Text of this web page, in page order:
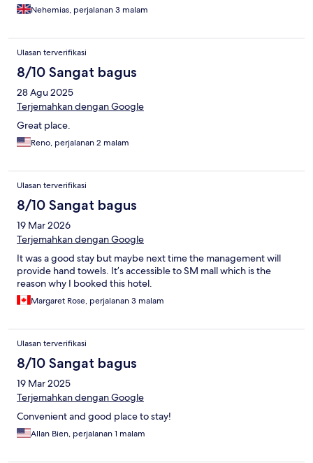
Nehemias, perjalanan 3 malam
Ulasan terverifikasi
8/10 Sangat bagus
28 Agu 2025
Terjemahkan dengan Google
Great place.
Reno, perjalanan 2 malam
Ulasan terverifikasi
8/10 Sangat bagus
19 Mar 2026
Terjemahkan dengan Google
It was a good stay but maybe next time the management will
provide hand towels. It’s accessible to SM mall which is the
reason why I booked this hotel.
Margaret Rose, perjalanan 3 malam
Ulasan terverifikasi
8/10 Sangat bagus
19 Mar 2025
Terjemahkan dengan Google
Convenient and good place to stay!
Allan Bien, perjalanan 1 malam